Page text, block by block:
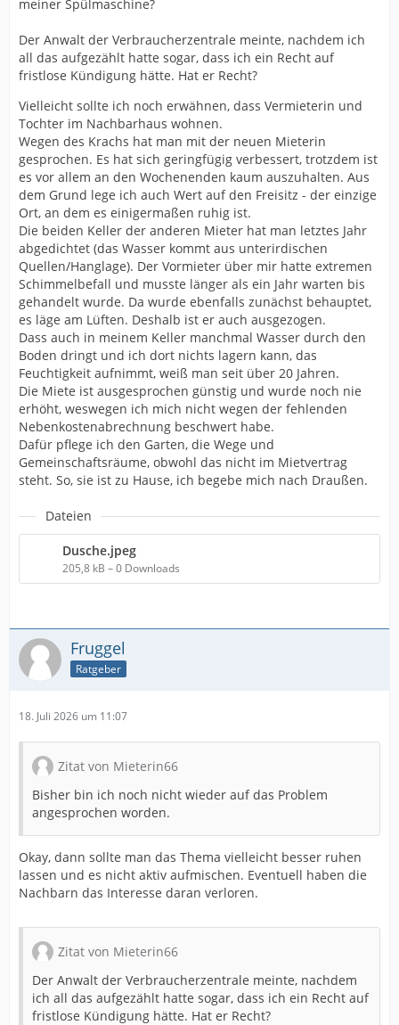
meiner Spülmaschine?
Der Anwalt der Verbraucherzentrale meinte, nachdem ich
all das aufgezählt hatte sogar, dass ich ein Recht auf
fristlose Kündigung hätte. Hat er Recht?
Vielleicht sollte ich noch erwähnen, dass Vermieterin und
Tochter im Nachbarhaus wohnen.
Wegen des Krachs hat man mit der neuen Mieterin
gesprochen. Es hat sich geringfügig verbessert, trotzdem ist
es vor allem an den Wochenenden kaum auszuhalten. Aus
dem Grund lege ich auch Wert auf den Freisitz - der einzige
Ort, an dem es einigermaßen ruhig ist.
Die beiden Keller der anderen Mieter hat man letztes Jahr
abgedichtet (das Wasser kommt aus unterirdischen
Quellen/Hanglage). Der Vormieter über mir hatte extremen
Schimmelbefall und musste länger als ein Jahr warten bis
gehandelt wurde. Da wurde ebenfalls zunächst behauptet,
es läge am Lüften. Deshalb ist er auch ausgezogen.
Dass auch in meinem Keller manchmal Wasser durch den
Boden dringt und ich dort nichts lagern kann, das
Feuchtigkeit aufnimmt, weiß man seit über 20 Jahren.
Die Miete ist ausgesprochen günstig und wurde noch nie
erhöht, weswegen ich mich nicht wegen der fehlenden
Nebenkostenabrechnung beschwert habe.
Dafür pflege ich den Garten, die Wege und
Gemeinschaftsräume, obwohl das nicht im Mietvertrag
steht. So, sie ist zu Hause, ich begebe mich nach Draußen.
Dateien
Dusche.jpeg
205,8 kB – 0 Downloads
Fruggel
Ratgeber
18. Juli 2026 um 11:07
Zitat von Mieterin66
Bisher bin ich noch nicht wieder auf das Problem
angesprochen worden.
Okay, dann sollte man das Thema vielleicht besser ruhen
lassen und es nicht aktiv aufmischen. Eventuell haben die
Nachbarn das Interesse daran verloren.
Zitat von Mieterin66
Der Anwalt der Verbraucherzentrale meinte, nachdem
ich all das aufgezählt hatte sogar, dass ich ein Recht auf
fristlose Kündigung hätte. Hat er Recht?